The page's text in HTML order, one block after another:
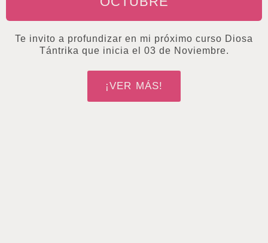
Te invito a profundizar en mi próximo curso Diosa
Tántrika que inicia el 03 de Noviembre.
¡VER MÁS!